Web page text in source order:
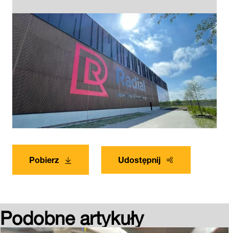
Pobierz Udostępnij
Podobne artykuły